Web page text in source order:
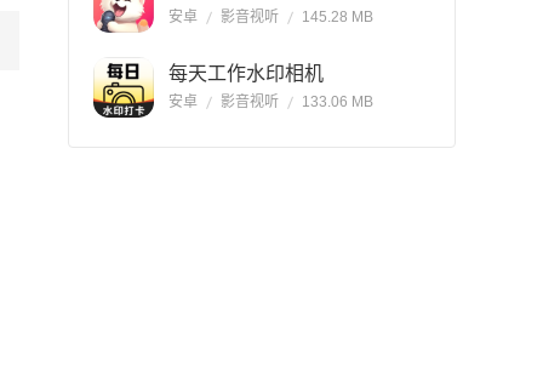
安卓 影音视听 145.28 MB
每天工作水印相机
安卓 影音视听 133.06 MB